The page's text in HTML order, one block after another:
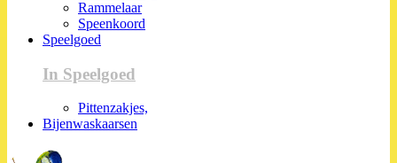
Rammelaar
Speenkoord
Speelgoed
In Speelgoed
Pittenzakjes,
Bijenwaskaarsen